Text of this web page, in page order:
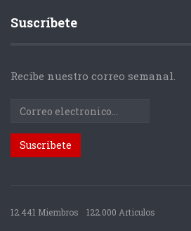
Suscríbete
Recibe nuestro correo semanal.
12.441 Miembros 122.000 Articulos